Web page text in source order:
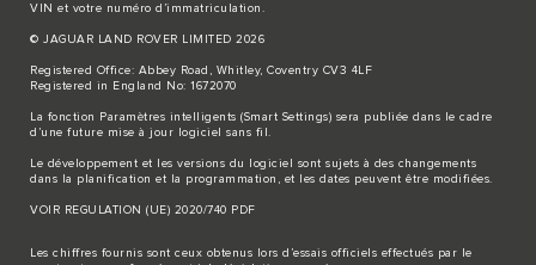
VIN et votre numéro d’immatriculation.
© JAGUAR LAND ROVER LIMITED 2026
Registered Office: Abbey Road, Whitley, Coventry CV3 4LF
Registered in England No: 1672070
La fonction Paramètres intelligents (Smart Settings) sera publiée dans le cadre
d’une future mise à jour logiciel sans fil.
Le développement et les versions du logiciel sont sujets à des changements
dans la planification et la programmation, et les dates peuvent être modifiées.
VOIR REGULATION (UE) 2020/740 PDF
Les chiffres fournis sont ceux obtenus lors d’essais officiels effectués par le